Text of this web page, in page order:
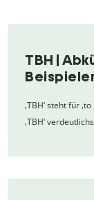
TBH |
‚TBH‘ steht für
‚TBH‘